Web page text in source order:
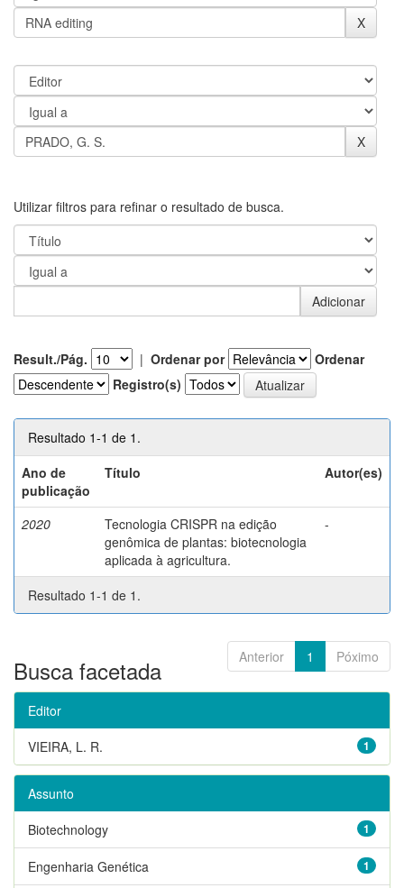
Utilizar filtros para refinar o resultado de busca.
Result./Pág. | Ordenar por
Ordenar
Registro(s)
Resultado 1-1 de 1.
Ano de
publicação
Título Autor(es)
2020
Tecnologia CRISPR na edição
genômica de plantas: biotecnologia
aplicada à agricultura.
-
Resultado 1-1 de 1.
Anterior 1 Póximo
Busca facetada
Editor
1
VIEIRA, L. R.
Assunto
1
Biotechnology
1
Engenharia Genética